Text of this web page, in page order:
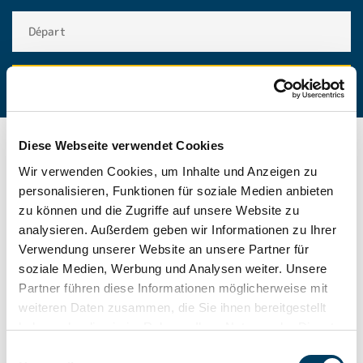
Diese Webseite verwendet Cookies
Wir verwenden Cookies, um Inhalte und Anzeigen zu
personalisieren, Funktionen für soziale Medien anbieten
zu können und die Zugriffe auf unsere Website zu
analysieren. Außerdem geben wir Informationen zu Ihrer
Verwendung unserer Website an unsere Partner für
soziale Medien, Werbung und Analysen weiter. Unsere
Partner führen diese Informationen möglicherweise mit
weiteren Daten zusammen, die Sie ihnen bereitgestellt
haben oder die sie im Rahmen Ihrer Nutzung der Dienste
NOTRE MONDE DE
VACANCES GEW
Des conseils de voyage passionnants, des offres
le monde des vacances GEW est vaste et propose de